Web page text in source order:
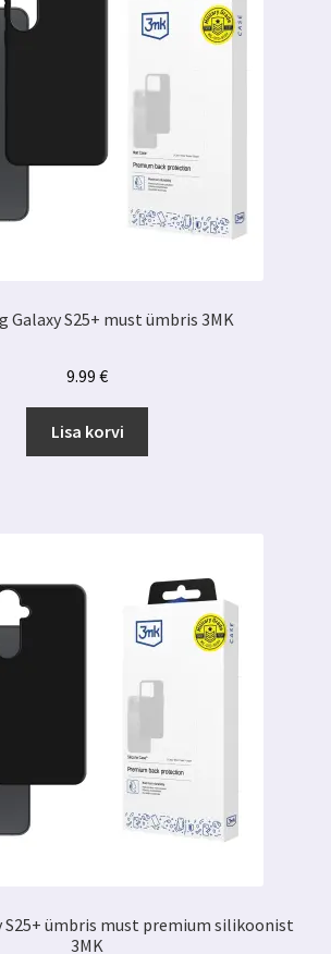
Galaxy S25+ must ümbris 3MK
9.99 €
Lisa korvi
S25+ ümbris must premium silikoonist
3MK